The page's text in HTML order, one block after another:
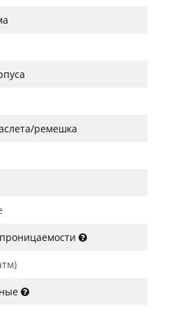
ремешка